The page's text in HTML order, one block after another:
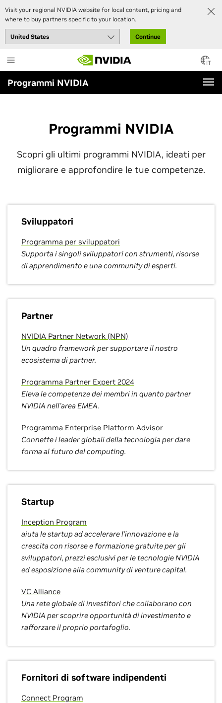
Visit your regional NVIDIA website for local content, pricing and
where to buy partners specific to your location.
Continue
to
main
content
IT
Programmi NVIDIA
Programmi NVIDIA
Scopri gli ultimi programmi NVIDIA, ideati per
migliorare e approfondire le tue competenze.
Sviluppatori
Programma per sviluppatori
Supporta i singoli sviluppatori con strumenti, risorse
di apprendimento e una community di esperti.
Partner
NVIDIA Partner Network (NPN)
Un quadro framework per supportare il nostro
ecosistema di partner.
Programma Partner Expert 2024
Eleva le competenze dei membri in quanto partner
NVIDIA nell'area EMEA.
Programma Enterprise Platform Advisor
Connette i leader globali della tecnologia per dare
forma al futuro del computing.
Startup
Inception Program
aiuta le startup ad accelerare l'innovazione e la
crescita con risorse e formazione gratuite per gli
sviluppatori, prezzi esclusivi per le tecnologie NVIDIA
ed esposizione alla community di venture capital.
VC Alliance
Una rete globale di investitori che collaborano con
NVIDIA per scoprire opportunità di investimento e
rafforzare il proprio portafoglio.
Fornitori di software indipendenti
Connect Program